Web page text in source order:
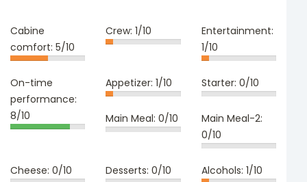
Cabine
comfort: 5/10
Crew:1/10
Entertainment:
1/10
On-time
performance:
8/10
Appetizer:1/10 Starter: 0/10
Main Meal:0/10
Main Meal-2:
0/10
Cheese: 0/10 Desserts:0/10 Alcohols: 1/10